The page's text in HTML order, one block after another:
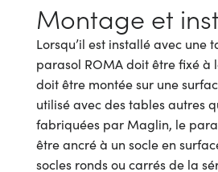
Montage et
Lorsqu’il est installé avec une
parasol ROMA doit être fixé à
doit être montée sur une
utilisé avec des tables autres
fabriquées par Maglin, le
être ancré à un socle en
socles ronds ou carrés de la